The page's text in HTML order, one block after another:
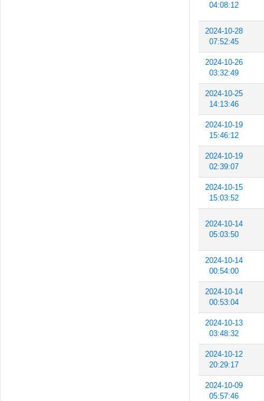
04:08:12
2024-10-28
07:52:45
2024-10-26
03:32:49
2024-10-25
14:13:46
2024-10-19
15:46:12
2024-10-19
02:39:07
2024-10-15
15:03:52
2024-10-14
05:03:50
2024-10-14
00:54:00
2024-10-14
00:53:04
2024-10-13
03:48:32
2024-10-12
20:29:17
2024-10-09
05:57:46